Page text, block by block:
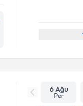
6 Ağu
Per